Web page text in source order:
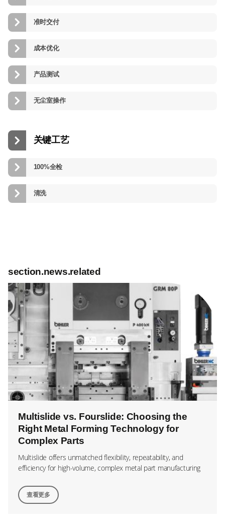
准时交付
成本优化
产品测试
无尘室操作
关键工艺
100%全检
清洗
section.news.related
Multislide vs. Fourslide: Choosing the
Right Metal Forming Technology for
Complex Parts
Multislide offers unmatched flexibility, repeatability, and
efficiency for high-volume, complex metal part manufacturing
查看更多